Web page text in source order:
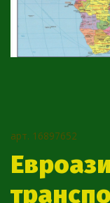
арт. 16897652